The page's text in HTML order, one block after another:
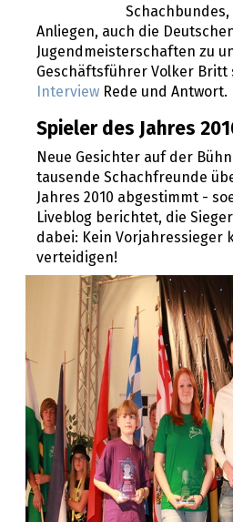
Anliegen, auch die
Jugendmeisterschaften zu
Geschäftsführer Volker Britt
Interview Rede und Antwort.
Spieler des Jahres
Neue Gesichter auf der
tausende Schachfreunde
Jahres 2010 abgestimmt -
Liveblog berichtet, die
dabei: Kein Vorjahressieger
verteidigen!